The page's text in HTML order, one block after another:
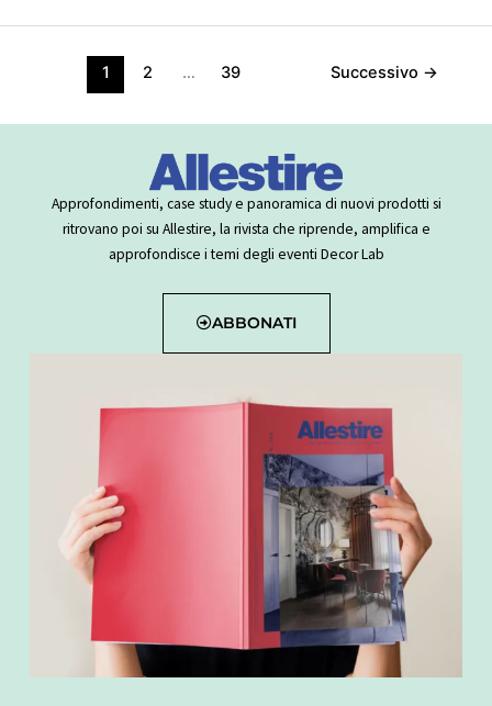
1 2 … 39 Successivo →
Approfondimenti, case study e panoramica di nuovi prodotti si
ritrovano poi su Allestire, la rivista che riprende, amplifica e
approfondisce i temi degli eventi Decor Lab
ABBONATI